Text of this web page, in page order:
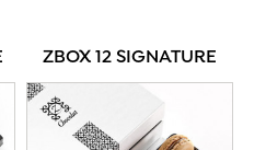
ZBOX 12 SIGNATURE